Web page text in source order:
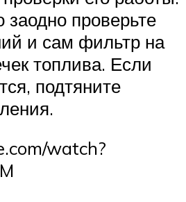
заодно проверьте
и сам фильтр на
топлива. Если
подтяните
watch?